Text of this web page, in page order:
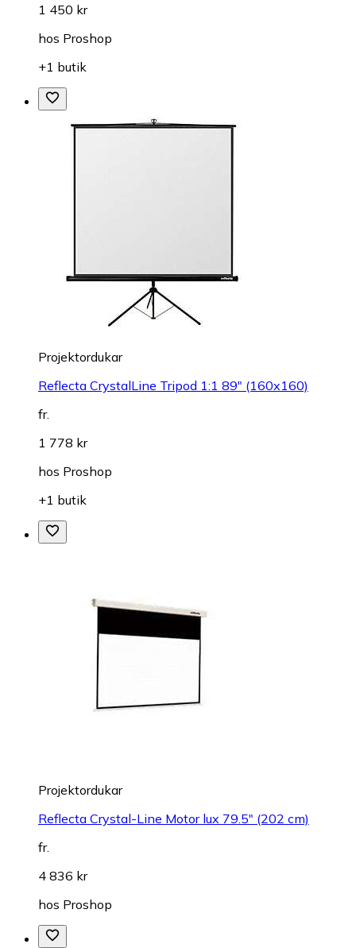
1 450 kr
hos Proshop
+1 butik
Projektordukar
Reflecta CrystalLine Tripod 1:1 89" (160x160)
fr.
1 778 kr
hos Proshop
+1 butik
Projektordukar
Reflecta Crystal-Line Motor lux 79.5" (202 cm)
fr.
4 836 kr
hos Proshop